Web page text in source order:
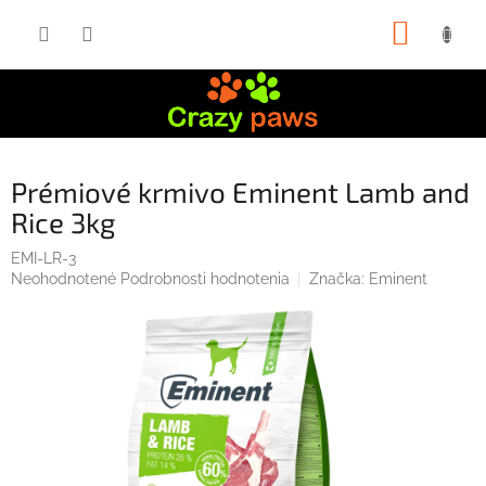
Prémiové krmivo Eminent Lamb and
Rice 3kg
EMI-LR-3
Priemerné
Neohodnotené Podrobnosti hodnotenia Značka: Eminent